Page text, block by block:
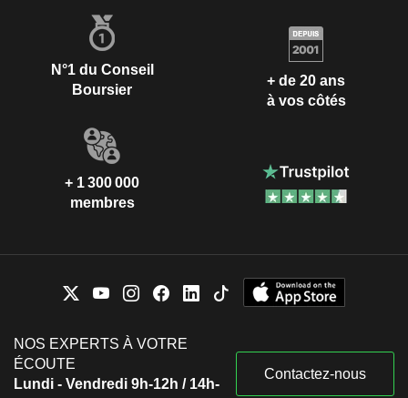
N°1 du Conseil
Boursier
+ de 20 ans
à vos côtés
+ 1 300 000
membres
NOS EXPERTS À VOTRE
ÉCOUTE
Lundi - Vendredi 9h-12h / 14h-
Contactez-nous